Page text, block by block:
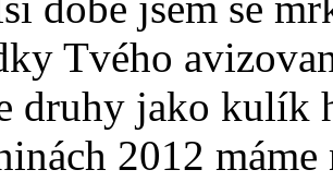
Tvého
druhy jako kulík
2012